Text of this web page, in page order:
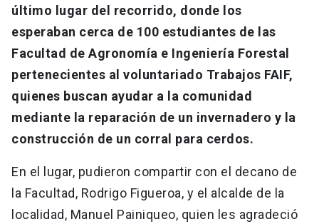
último lugar del recorrido, donde los
esperaban cerca de 100 estudiantes de las
Facultad de Agronomía e Ingeniería Forestal
pertenecientes al voluntariado Trabajos FAIF,
quienes buscan ayudar a la comunidad
mediante la reparación de un invernadero y la
construcción de un corral para cerdos.
En el lugar, pudieron compartir con el decano de
la Facultad, Rodrigo Figueroa, y el alcalde de la
localidad, Manuel Painiqueo, quien les agradeció